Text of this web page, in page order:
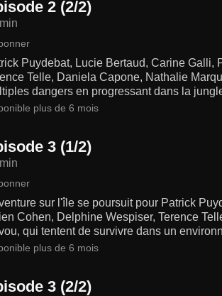
2 (2/2)
Puydebat, Lucie Bertaud, Carine
Telle, Daniela Capone, Nathalie
dangers en progressant dans la
plus de 6 mois
3 (1/2)
sur l'île se poursuit pour Patrick
Cohen, Delphine Wespiser, Terence
qui tentent de survivre dans un
plus de 6 mois
3 (2/2)